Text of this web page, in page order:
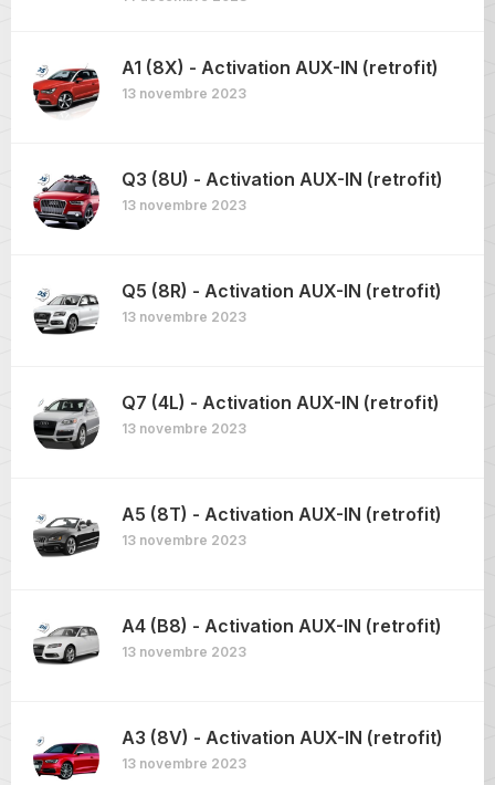
A1 (8X) - Activation AUX-IN (retrofit)
13 novembre 2023
Q3 (8U) - Activation AUX-IN (retrofit)
13 novembre 2023
Q5 (8R) - Activation AUX-IN (retrofit)
13 novembre 2023
Q7 (4L) - Activation AUX-IN (retrofit)
13 novembre 2023
A5 (8T) - Activation AUX-IN (retrofit)
13 novembre 2023
A4 (B8) - Activation AUX-IN (retrofit)
13 novembre 2023
A3 (8V) - Activation AUX-IN (retrofit)
13 novembre 2023